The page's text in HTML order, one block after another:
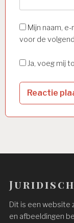
Mijn naam,
voor de
Ja, voeg mij
Dit is een website
en afbeeldingen